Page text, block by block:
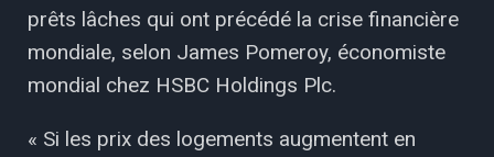
prêts lâches qui ont précédé la crise financière
mondiale, selon James Pomeroy, économiste
mondial chez HSBC Holdings Plc.
« Si les prix des logements augmentent en